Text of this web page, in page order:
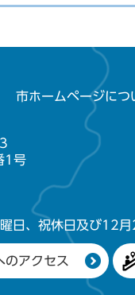
市ホームページにつ
1号
日、祝休日及び12月
のアクセス